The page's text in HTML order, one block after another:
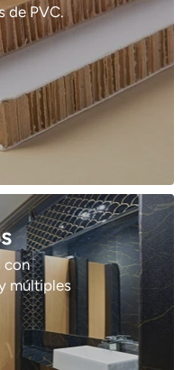
de PVC.
con
múltiples